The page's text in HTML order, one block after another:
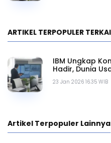
ARTIKEL TERPOPULER
23 Jan 2026 16.35 WIB
IBM Ungkap
Hadir, Dunia
Artikel Terpopuler Lainnya